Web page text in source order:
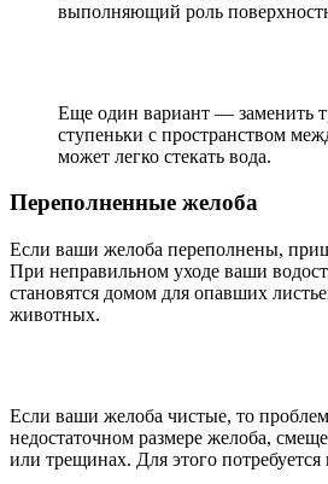
выполняющий роль
Еще один вариант — заменить
ступеньки с пространством
может легко стекать вода.
Переполненные желоба
Если ваши желоба переполнены,
При неправильном уходе ваши
становятся домом для опавших
животных.
Если ваши желоба чистые, то
недостаточном размере желоба,
или трещинах. Для этого